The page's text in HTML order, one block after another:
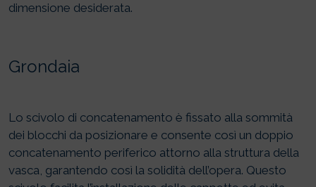
dimensione desiderata.
Grondaia
Lo scivolo di concatenamento è fissato alla sommità
dei blocchi da posizionare e consente così un doppio
concatenamento periferico attorno alla struttura della
vasca, garantendo così la solidità dell’opera. Questo